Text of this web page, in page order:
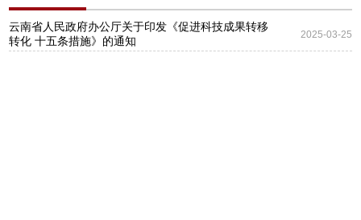
云南省人民政府办公厅关于印发《促进科技成果转移
转化 十五条措施》的通知
2025-03-25